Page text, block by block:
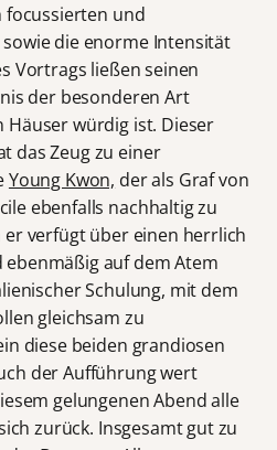
focussierten und
die enorme Intensität
Vortrags ließen seinen
der besonderen Art
würdig ist. Dieser
das Zeug zu einer
Young Kwon, der als Graf von
ebenfalls nachhaltig zu
er verfügt über einen herrlich
auf dem Atem
Schulung, mit dem
gleichsam zu
diese beiden grandiosen
der Aufführung wert
gelungenen Abend alle
zurück. Insgesamt gut zu